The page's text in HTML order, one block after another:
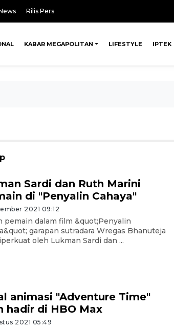
Rilis Pers
KABAR MEGAPOLITAN LIFESTYLE IPTEK
Sardi dan Ruth Marini
di "Penyalin Cahaya"
2021 09:12
pemain dalam film &quot;Penyalin
garapan sutradara Wregas Bhanuteja
oleh Lukman Sardi dan ...
animasi "Adventure Time"
hadir di HBO Max
2021 05:49